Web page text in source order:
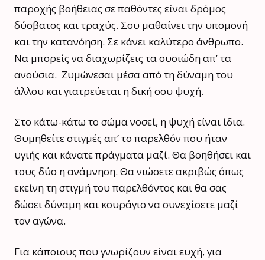
παροχής βοήθειας σε παθόντες είναι δρόμος
δύσβατος και τραχύς. Σου μαθαίνει την υπομονή
και την κατανόηση. Σε κάνει καλύτερο άνθρωπο.
Να μπορείς να διαχωρίζεις τα ουσιώδη απ’ τα
ανούσια. Ζυμώνεσαι μέσα από τη δύναμη του
άλλου και γιατρεύεται η δική σου ψυχή.
Στο κάτω-κάτω το σώμα νοσεί, η ψυχή είναι ίδια.
Θυμηθείτε στιγμές απ’ το παρελθόν που ήταν
υγιής και κάνατε πράγματα μαζί. Θα βοηθήσει και
τους δύο η ανάμνηση. Θα νιώσετε ακριβώς όπως
εκείνη τη στιγμή του παρελθόντος και θα σας
δώσει δύναμη και κουράγιο να συνεχίσετε μαζί
τον αγώνα.
Για κάποιους που γνωρίζουν είναι ευχή, για